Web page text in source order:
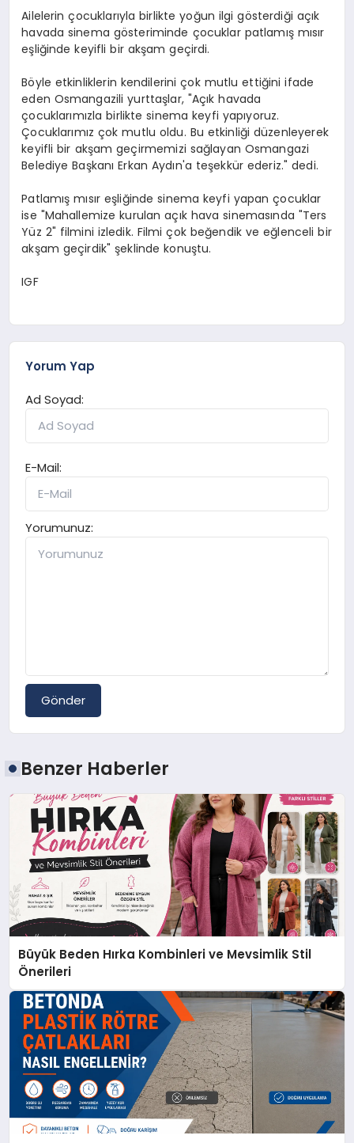
Ailelerin çocuklarıyla birlikte yoğun ilgi gösterdiği açık
havada sinema gösteriminde çocuklar patlamış mısır
eşliğinde keyifli bir akşam geçirdi.
Böyle etkinliklerin kendilerini çok mutlu ettiğini ifade
eden Osmangazili yurttaşlar, "Açık havada
çocuklarımızla birlikte sinema keyfi yapıyoruz.
Çocuklarımız çok mutlu oldu. Bu etkinliği düzenleyerek
keyifli bir akşam geçirmemizi sağlayan Osmangazi
Belediye Başkanı Erkan Aydın'a teşekkür ederiz." dedi.
Patlamış mısır eşliğinde sinema keyfi yapan çocuklar
ise "Mahallemize kurulan açık hava sinemasında "Ters
Yüz 2" filmini izledik. Filmi çok beğendik ve eğlenceli bir
akşam geçirdik" şeklinde konuştu.
IGF
Yorum Yap
Ad Soyad:
E-Mail:
Yorumunuz:
Gönder
Benzer Haberler
Büyük Beden Hırka Kombinleri ve Mevsimlik Stil
Önerileri